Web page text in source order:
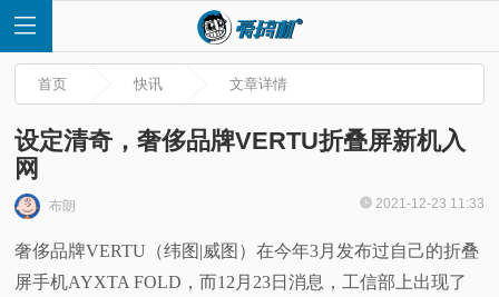
首
页
首页 快讯 文章详情
设定清奇，奢侈品牌VERTU折叠屏新机入
网
布朗 2021-12-23 11:33
奢侈品牌VERTU（纬图|威图）在今年3月发布过自己的折叠
屏手机AYXTA FOLD，而12月23日消息，工信部上出现了